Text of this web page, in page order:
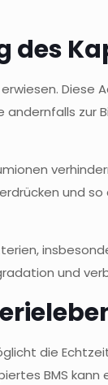
des
Diese
zur
und
und
die
BMS